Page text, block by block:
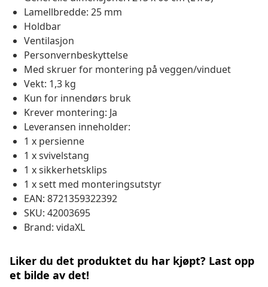
Lamellbredde: 25 mm
Holdbar
Ventilasjon
Personvernbeskyttelse
Med skruer for montering på veggen/vinduet
Vekt: 1,3 kg
Kun for innendørs bruk
Krever montering: Ja
Leveransen inneholder:
1 x persienne
1 x svivelstang
1 x sikkerhetsklips
1 x sett med monteringsutstyr
EAN: 8721359322392
SKU: 42003695
Brand: vidaXL
Liker du det produktet du har kjøpt? Last opp
et bilde av det!